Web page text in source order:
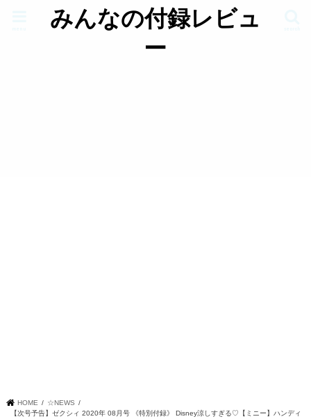
みんなの付録レビュ
ー
HOME
☆NEWS
【次号予告】ゼクシィ 2020年 08月号 《特別付録》 Disney涼しすぎる♡【ミニー】ハンディ